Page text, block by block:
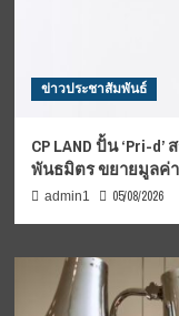
ข่าวประชาสัมพันธ์
CP LAND ปั้น ‘Pri-
พันธมิตร ขยายมูลค่
admin1 05/08/2026